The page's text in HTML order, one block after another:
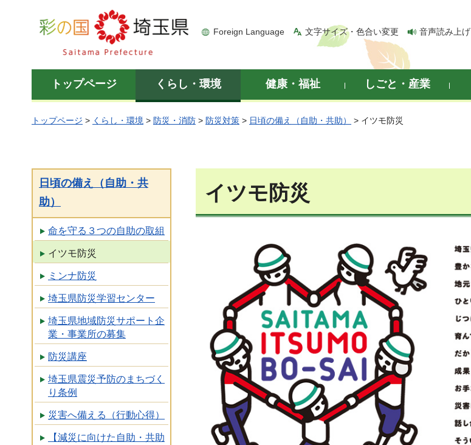
彩の国 埼玉県
Foreign Language 文字サイズ・色合い変更 音声読み上げ
トップページ くらし・環境 健康・福祉 しごと・産業
トップページ > くらし・環境 > 防災・消防 > 防災対策 > 日頃の備え（自助・共助） > イツモ防災
日頃の備え（自助・共
助）
命を守る３つの自助の取組
イツモ防災
ミンナ防災
埼玉県防災学習センター
埼玉県地域防災サポート企
業・事業所の募集
防災講座
埼玉県震災予防のまちづく
り条例
災害へ備える（行動心得）
【減災に向けた自助・共助
イツモ防災